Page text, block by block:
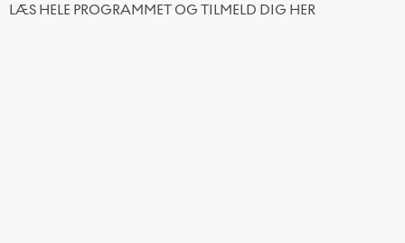
LÆS HELE PROGRAMMET OG TILMELD DIG HER